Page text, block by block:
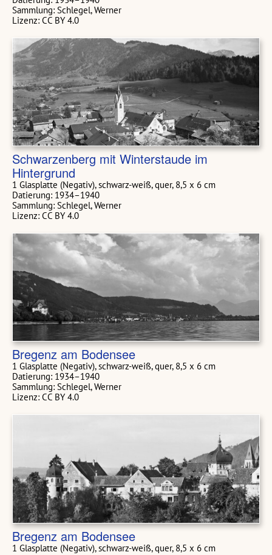
Sammlung: Schlegel, Werner
Lizenz: CC BY 4.0
Schwarzenberg mit Winterstaude im
Hintergrund
1 Glasplatte (Negativ), schwarz-weiß, quer, 8,5 x 6 cm
Datierung: 1934–1940
Sammlung: Schlegel, Werner
Lizenz: CC BY 4.0
Bregenz am Bodensee
1 Glasplatte (Negativ), schwarz-weiß, quer, 8,5 x 6 cm
Datierung: 1934–1940
Sammlung: Schlegel, Werner
Lizenz: CC BY 4.0
Bregenz am Bodensee
1 Glasplatte (Negativ), schwarz-weiß, quer, 8,5 x 6 cm